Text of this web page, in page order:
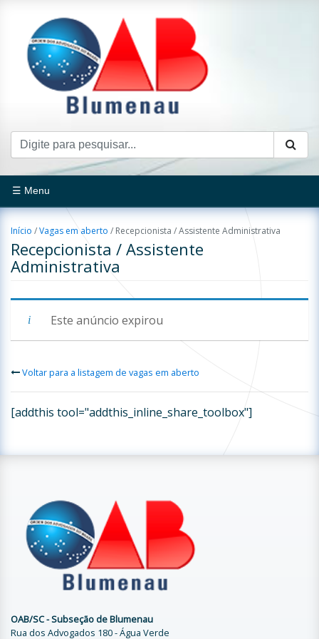
☰ Menu
Início /Vagas em aberto / Recepcionista / Assistente Administrativa
Recepcionista / Assistente
Administrativa
Este anúncio expirou
Voltar para a listagem de vagas em aberto
[addthis tool="addthis_inline_share_toolbox"]
OAB/SC - Subseção de Blumenau
Rua dos Advogados 180 - Água Verde